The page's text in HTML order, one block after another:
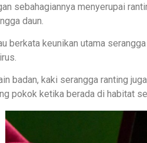
sebahagiannya menyerupai
daun.
berkata keunikan utama
badan, kaki serangga ranting
pokok ketika berada di habitat